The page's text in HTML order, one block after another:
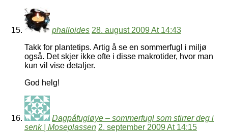
phalloides 28. august 2009 At 14:43
Takk for plantetips. Artig å se en sommerfugl i miljø
også. Det skjer ikke ofte i disse makrotider, hvor man
kun vil vise detaljer.
God helg!
Dagpåfugløye – sommerfugl som stirrer deg i
senk | Moseplassen 2. september 2009 At 14:15